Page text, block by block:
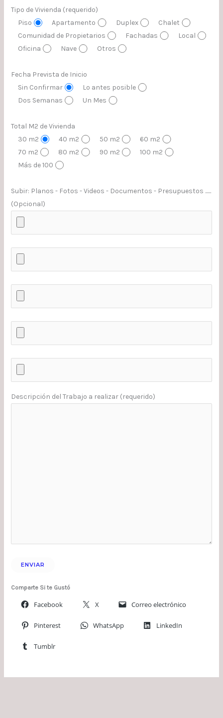
Tipo de Vivienda (requerido)
Piso
Apartamento Duplex
Chalet
Comunidad de Propietarios
Fachadas
Local
Oficina
Nave Otros
Fecha Prevista de Inicio
Sin Confirmar
Lo antes posible
Dos Semanas
Un Mes
Total M2 de Vivienda
30 m2
40 m2 50 m2
60 m2
70 m2
80 m2 90 m2
100 m2
Más de 100
Subir: Planos - Fotos - Videos - Documentos - Presupuestos ......
(Opcional)
Descripción del Trabajo a realizar (requerido)
Comparte Si te Gustó
Facebook X Correo electrónico
Pinterest WhatsApp LinkedIn
Tumblr